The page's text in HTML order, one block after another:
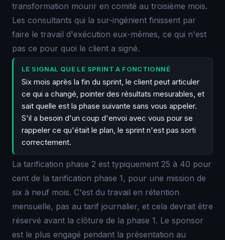
transformation mourir en comité au troisième mois.
Les consultants qui la sur-ingénient finissent par
faire le travail d'exécution eux-mêmes, ce qui n'est
pas ce pour quoi le client a signé.
LE SIGNAL QUE LE SPRINT A FONCTIONNÉ
Six mois après la fin du sprint, le client peut articuler
ce qui a changé, pointer des résultats mesurables, et
sait quelle est la phase suivante sans vous appeler.
S'il a besoin d'un coup d'envoi avec vous pour se
rappeler ce qu'était le plan, le sprint n'est pas sorti
correctement.
La tarification phase 2 est typiquement 25 à 40 pour
cent de la tarification phase 1, pour une mission de
six à neuf mois. C'est du travail en rétention
mensuelle, pas au tarif journalier, et cela devrait être
réservé avant la clôture de la phase 1. Le sponsor
est le plus engagé pendant la présentation au